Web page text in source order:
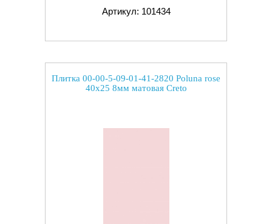
Артикул: 101434
Плитка 00-00-5-09-01-41-2820 Poluna rose
40x25 8мм матовая Creto